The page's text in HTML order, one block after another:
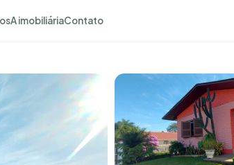
A imobiliáriaContato